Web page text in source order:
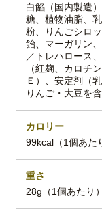
白餡（国内製造
糖、植物油脂、
粉、りんごシロ
飴、マーガリン
／トレハロース
（紅麹、カロチ
Ｅ）、安定剤（
りんご・大豆を含
カロリー
99kcal（1個あた
重さ
28g（1個あたり）